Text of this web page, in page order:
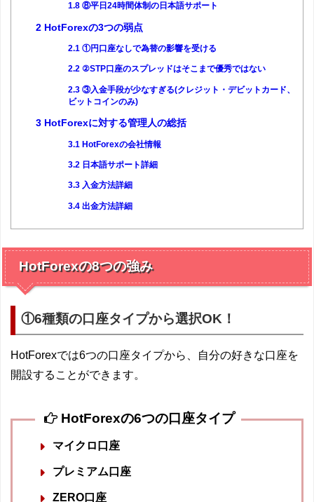
1.8⑧平日24時間体制の日本語サポート
2 HotForexの3つの弱点
2.1①円口座なしで為替の影響を受ける
2.2②STP口座のスプレッドはそこまで優秀ではない
2.3③入金手段が少なすぎる(クレジット・デビットカード、
ビットコインのみ)
3 HotForexに対する管理人の総括
3.1 HotForexの会社情報
3.2日本語サポート詳細
3.3入金方法詳細
3.4出金方法詳細
HotForexの8つの強み
①6種類の口座タイプから選択OK！
HotForexでは6つの口座タイプから、自分の好きな口座を
開設することができます。
HotForexの6つの口座タイプ
マイクロ口座
プレミアム口座
ZERO口座